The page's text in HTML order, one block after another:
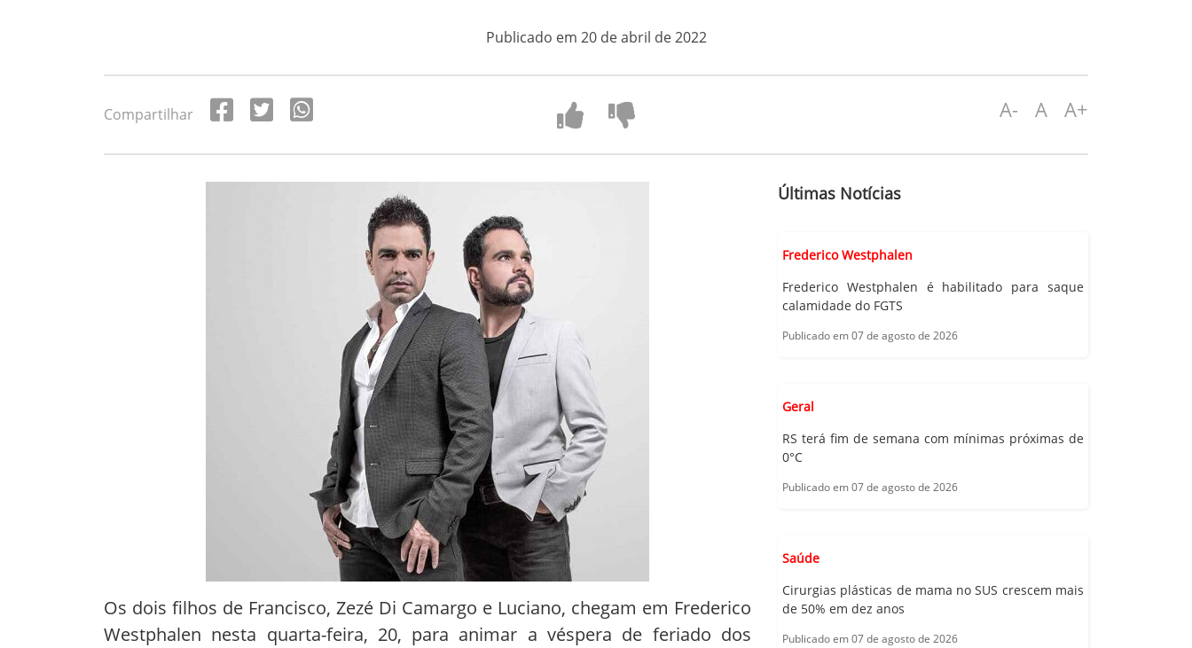
Publicado em 20 de abril de 2022
Compartilhar A- A A+
Os dois filhos de Francisco, Zezé Di Camargo e Luciano, chegam em Frederico
Westphalen nesta quarta-feira, 20, para animar a véspera de feriado dos
Últimas Notícias
Frederico Westphalen
Frederico Westphalen é habilitado para saque
calamidade do FGTS
Publicado em 07 de agosto de 2026
Geral
RS terá fim de semana com mínimas próximas de
0°C
Publicado em 07 de agosto de 2026
Saúde
Cirurgias plásticas de mama no SUS crescem mais
de 50% em dez anos
Publicado em 07 de agosto de 2026